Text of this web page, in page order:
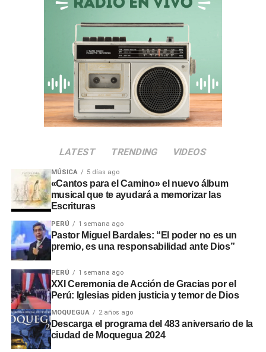
la nulidad del servicio debido a incompatibilidades en los
términos de referencia, dejando vulnerable a la zona.
Irregularidades en la
Municipalidad Distrital de San
Antonio
Informe de Visita de Control N° 017-2026-OCI/0446-
no aprobó el presupuesto para las
intervenciones en los sectores de Chamos del Pino y La
Rinconada, a pesar de disponer de recursos económicos
institucionales.
Adicionalmente, en el sector
laboró sin la autorización de laAutoridad Administrativa
del Agua. En Santo Domingo y El Conde, las labores
ingenieros residentes o inspectores.
Consecuencias y
recomendaciones ante El Niño
LATEST TRENDING VIDEOS
MÚSICA 5 días ago
«Cantos para el Camino» el nuevo álbum
musical que te ayudará a memorizar las
Escrituras
PERÚ 1 semana ago
Pastor Miguel Bardales: “El poder no es un
premio, es una responsabilidad ante Dios”
PERÚ 1 semana ago
XXI Ceremonia de Acción de Gracias por el
Perú: Iglesias piden justicia y temor de Dios
MOQUEGUA 2 años ago
Descarga el programa del 483 aniversario de la
ciudad de Moquegua 2024